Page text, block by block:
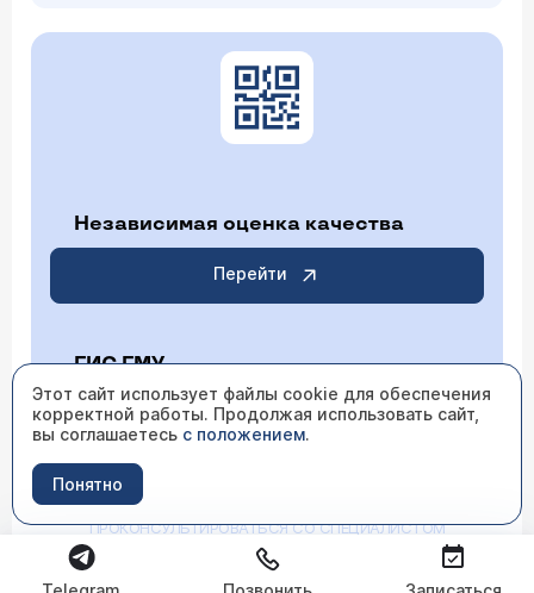
Независимая оценка качества
Перейти
ГИС ГМУ
Перейти
ИМЕЮТСЯ ПРОТИВОПОКАЗАНИЯ НЕОБХОДИМО
ПРОКОНСУЛЬТИРОВАТЬСЯ СО СПЕЦИАЛИСТОМ
Этот сайт использует файлы cookie для обеспечения
корректной работы. Продолжая использовать сайт,
вы соглашаетесь с положением.
Понятно